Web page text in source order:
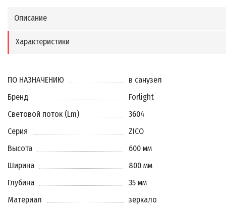
Описание
Характеристики
ПО НАЗНАЧЕНИЮ
в санузел
Бренд
Forlight
Световой поток (Lm)
3604
Серия
ZICO
Высота
600 мм
Ширина
800 мм
Глубина
35 мм
Материал
зеркало